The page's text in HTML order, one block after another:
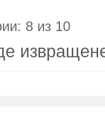
8 из 10